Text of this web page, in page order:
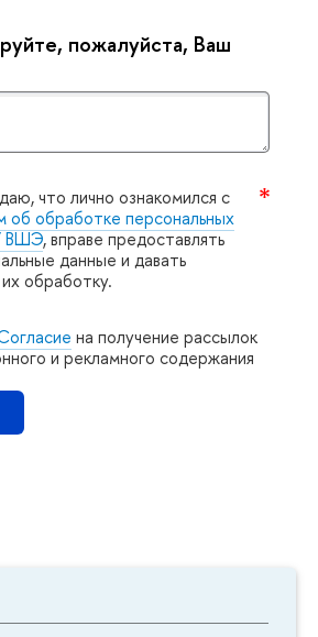
пожалуйста, Ваш
что лично ознакомился с
обработке персональных
ВШЭ, вправе предоставлять
данные и давать
обработку.
на получение рассылок
и рекламного содержания